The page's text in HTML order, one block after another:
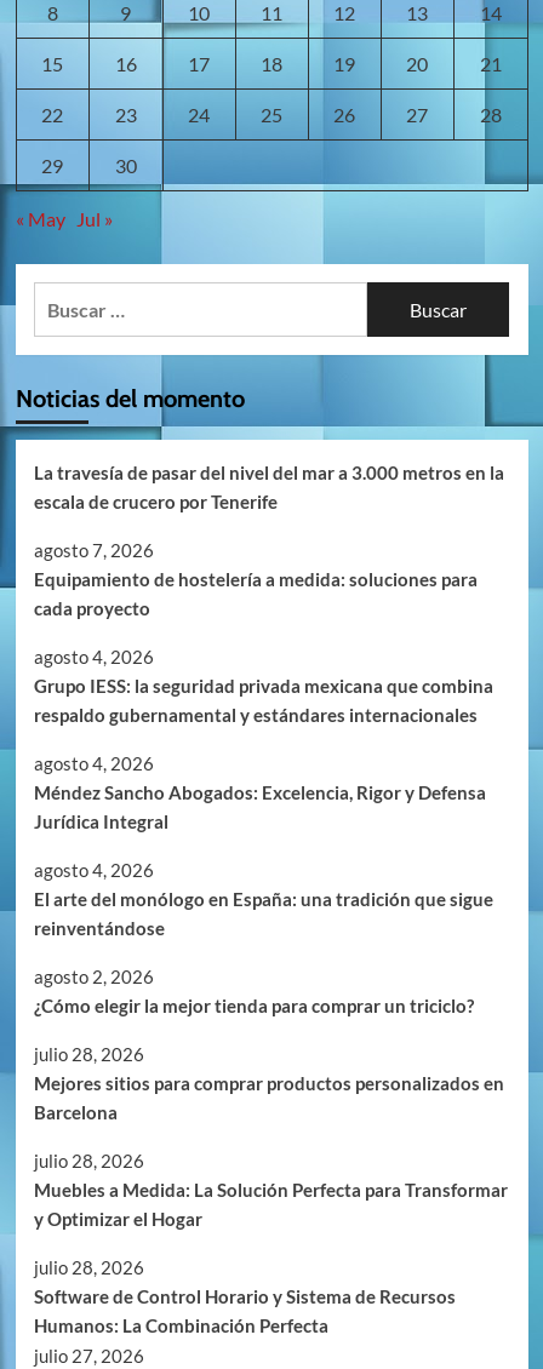
PIRMI
8 9 10 11 12 13 14
15 16 17 18 19 20 21
22 23 24 25 26 27 28
29 30
« May Jul »
Noticias del momento
La travesía de pasar del nivel del mar a 3.000 metros en la
escala de crucero por Tenerife
agosto 7, 2026
Equipamiento de hostelería a medida: soluciones para
cada proyecto
agosto 4, 2026
Grupo IESS: la seguridad privada mexicana que combina
respaldo gubernamental y estándares internacionales
agosto 4, 2026
Méndez Sancho Abogados: Excelencia, Rigor y Defensa
Jurídica Integral
agosto 4, 2026
El arte del monólogo en España: una tradición que sigue
reinventándose
agosto 2, 2026
¿Cómo elegir la mejor tienda para comprar un triciclo?
julio 28, 2026
Mejores sitios para comprar productos personalizados en
Barcelona
julio 28, 2026
Muebles a Medida: La Solución Perfecta para Transformar
y Optimizar el Hogar
julio 28, 2026
Software de Control Horario y Sistema de Recursos
Humanos: La Combinación Perfecta
julio 27, 2026